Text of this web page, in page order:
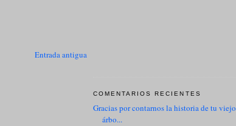
Entrada antigua
COMENTARIOS RECIENTES
Gracias por contarnos la historia de tu viejo
árbo...